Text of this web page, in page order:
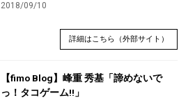
2018/09/10
詳細はこちら（外部サイト）
【fimo Blog】峰重 秀基「諦めないで
っ！タコゲーム!!」